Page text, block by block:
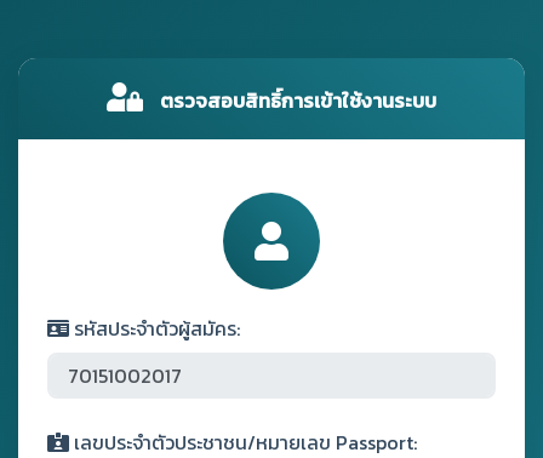
ตรวจสอบสิทธิ์การเข้าใช้งานระบบ
รหัสประจำตัวผู้สมัคร:
เลขประจำตัวประชาชน/หมายเลข Passport: